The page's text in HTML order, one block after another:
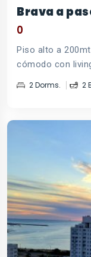
Brava a
0
Piso alto a
cómodo con
2 Dorms. 2